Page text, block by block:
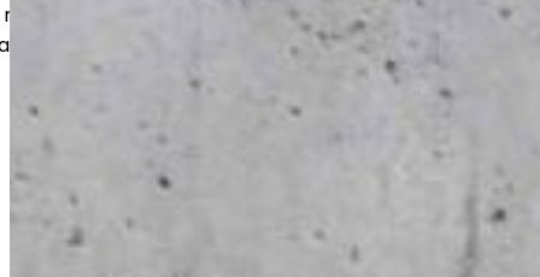
Huomioimme tilojen
pitkän käyttöiän.